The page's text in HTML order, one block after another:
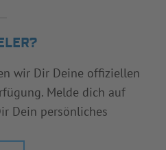
wir Dir Deine offiziellen
Melde dich auf
Dein persönliches